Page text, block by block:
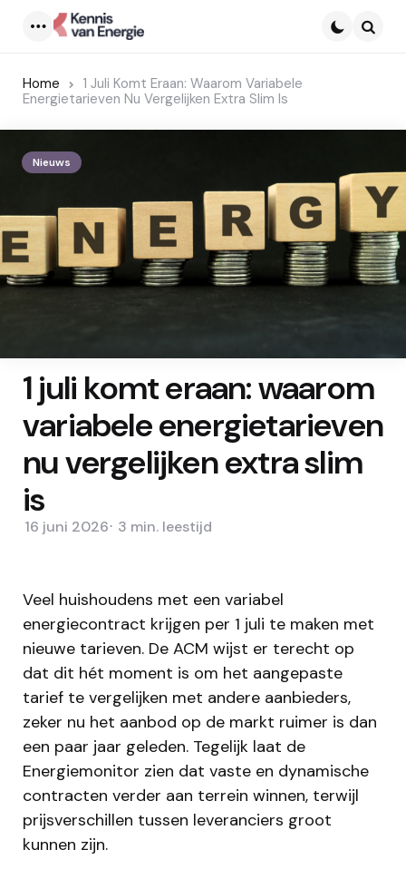
Home
1 Juli Komt Eraan: Waarom Variabele
Energietarieven Nu Vergelijken Extra Slim Is
Nieuws
1 juli komt eraan: waarom
variabele energietarieven
nu vergelijken extra slim
is
16 juni 2026 3 min. leestijd
Veel huishoudens met een variabel
energiecontract krijgen per 1 juli te maken met
nieuwe tarieven. De ACM wijst er terecht op
dat dit hét moment is om het aangepaste
tarief te vergelijken met andere aanbieders,
zeker nu het aanbod op de markt ruimer is dan
een paar jaar geleden. Tegelijk laat de
Energiemonitor zien dat vaste en dynamische
contracten verder aan terrein winnen, terwijl
prijsverschillen tussen leveranciers groot
kunnen zijn.